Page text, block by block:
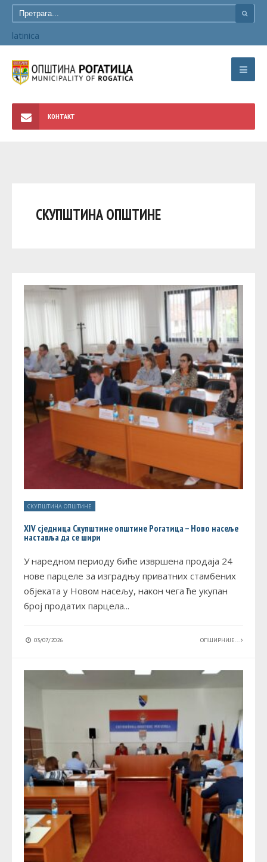
latinica
КОНТАКТ
СКУПШТИНА ОПШТИНЕ
СКУПШТИНА ОПШТИНЕ
XIV сједница Скупштине општине Рогатица – Ново насеље
наставља да се шири
У наредном периоду биће извршена продаја 24
нове парцеле за изградњу приватних стамбених
објеката у Новом насељу, након чега ће укупан
број продатих парцела...
03/07/2026 ОПШИРНИЈЕ...